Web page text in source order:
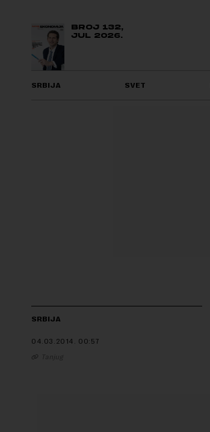
BROJ 132,
JUL 2026.
SRBIJA SVET
SRBIJA
04.03.2014. 00:57
Tanjug